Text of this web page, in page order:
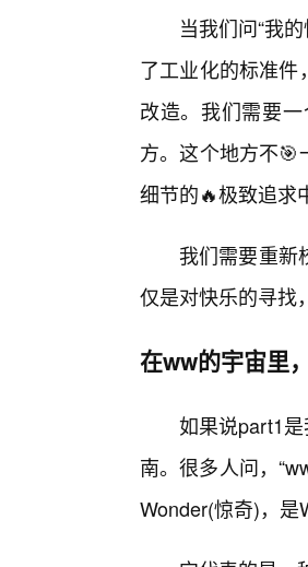
当我们问“我
了工业化的标准
改造。我们需要
方。这个地方不
细节的🔥极致追求
我们需要重新
仅是对快乐的寻找
在ww的宇宙里
如果说part1
南。很多人问，
Wonder(惊奇)，